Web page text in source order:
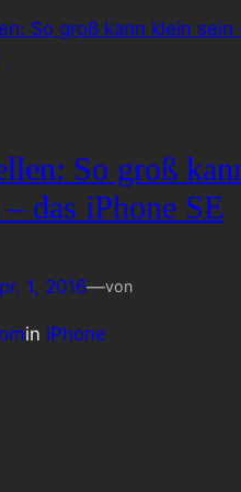
So groß
das iPhone SE
1, 2016—von
in iPhone